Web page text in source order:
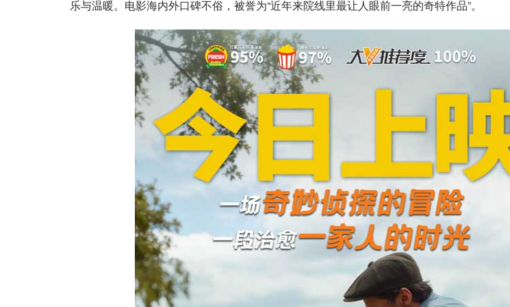
乐与温暖。电影海内外口碑不俗，被誉为“近年来院线里最让人眼前一亮的奇特作品”。